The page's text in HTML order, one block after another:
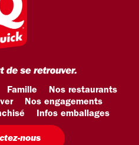
Famille
Nos restaurants
Nos engagements
Infos emballages
nous